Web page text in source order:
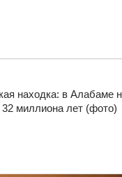
находка: в Алабаме
32 миллиона лет (фото)